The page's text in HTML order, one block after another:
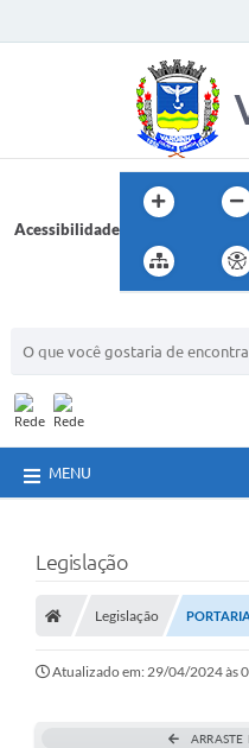
Acessibilidade
MENU
Legislação
Legislação
Atualizado em: 29/04/2024 às